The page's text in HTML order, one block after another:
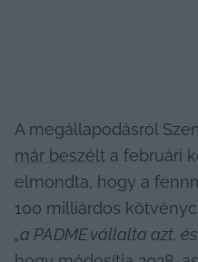
már beszélt a februári
elmondta, hogy a
„a PADME vállalta azt,